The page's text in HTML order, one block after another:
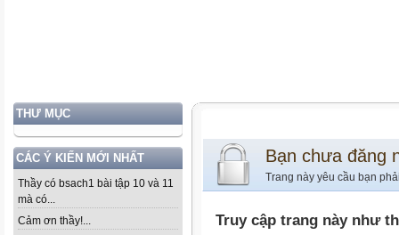
THƯ MỤC
CÁC Ý KIẾN MỚI NHẤT
Thầy có bsach1 bài tập 10 và 11
mà có...
Cảm ơn thầy!...
Bạn chưa đăng
Trang này yêu cầu bạn
Truy cập trang này như